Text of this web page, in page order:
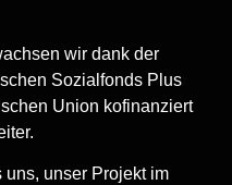
wir dank der
Sozialfonds Plus
Union kofinanziert
unser Projekt im